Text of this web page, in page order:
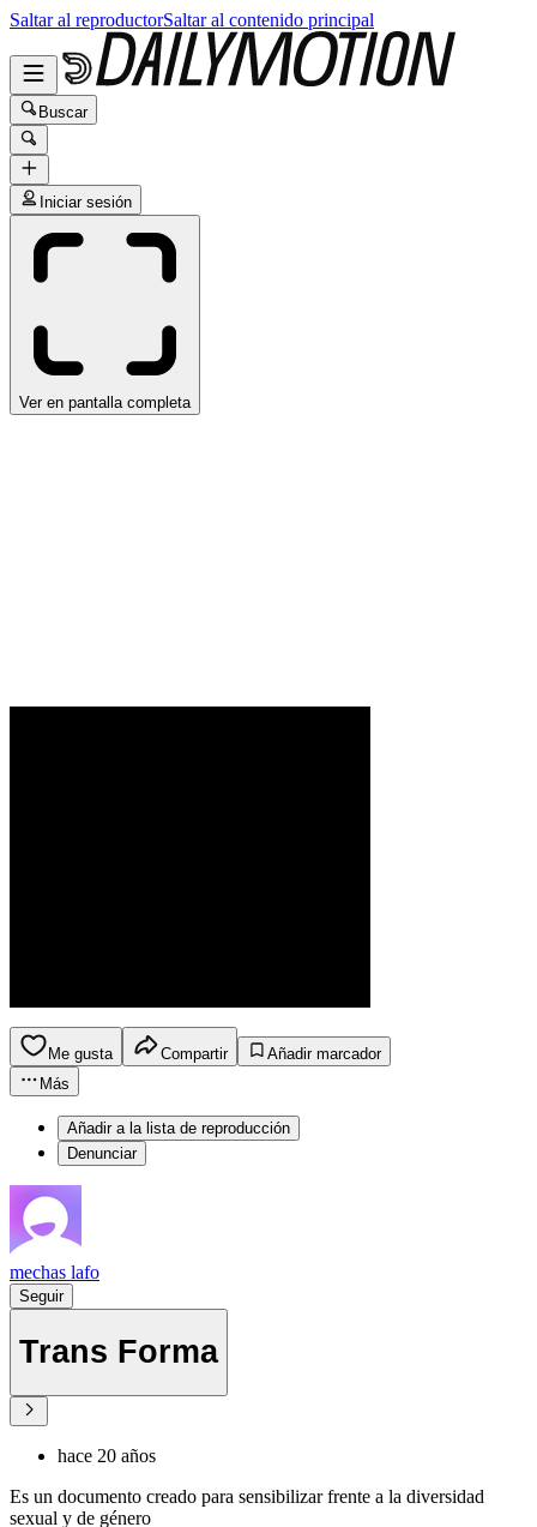
Saltar al reproductorSaltar al contenido principal
Buscar
Iniciar sesión
Ver en pantalla completa
Me gusta Compartir
Añadir marcador
Más
Añadir a la lista de reproducción
Denunciar
mechas lafo
Seguir
Trans Forma
hace 20 años
Es un documento creado para sensibilizar frente a la diversidad
sexual y de género